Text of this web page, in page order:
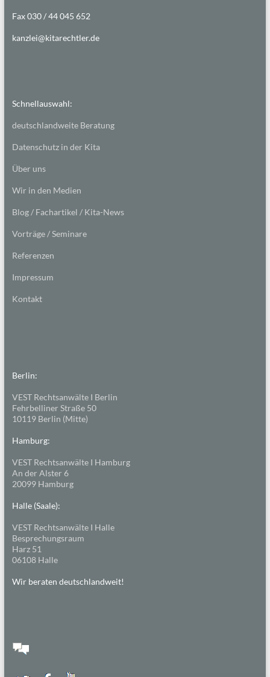
Fax 030 / 44 045 652
kanzlei@kitarechtler.de
Schnellauswahl:
deutschlandweite Beratung
Datenschutz in der Kita
Über uns
Wir in den Medien
Blog / Fachartikel / Kita-News
Vorträge / Seminare
Referenzen
Impressum
Kontakt
Berlin:
VEST Rechtsanwälte I Berlin
Fehrbelliner Straße 50
10119 Berlin (Mitte)
Hamburg:
VEST Rechtsanwälte I Hamburg
An der Alster 6
20099 Hamburg
Halle (Saale):
VEST Rechtsanwälte I Halle
Besprechungsraum
Harz 51
06108 Halle
Wir beraten deutschlandweit!